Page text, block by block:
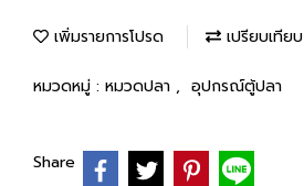
เพิ่มรายการโปรด เปรียบเทียบ
หมวดหมู่ : หมวดปลา , อุปกรณ์ตู้ปลา
Share